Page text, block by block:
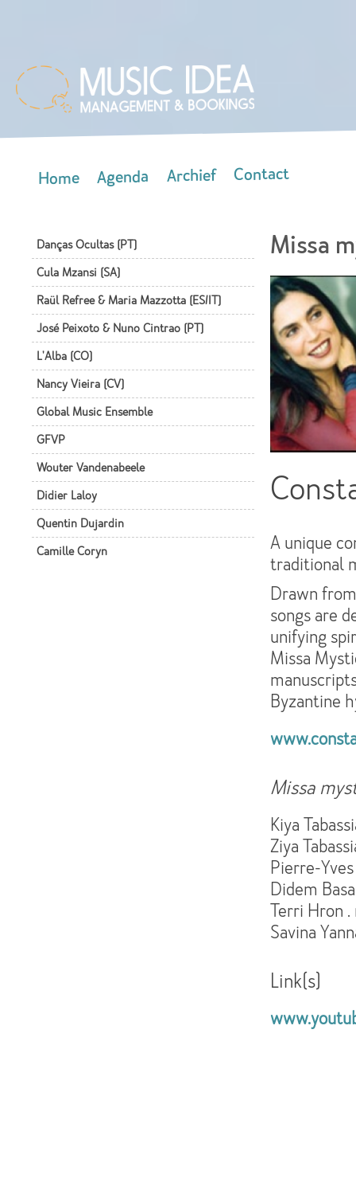
Home Agenda Archief Contact
Danças Ocultas (PT)
Cula Mzansi (SA)
Raül Refree & Maria Mazzotta (ES/IT)
José Peixoto & Nuno Cintrao (PT)
L'Alba (CO)
Nancy Vieira (CV)
Global Music Ensemble
GFVP
Wouter Vandenabeele
Didier Laloy
Quentin Dujardin
Camille Coryn
Missa
A unique
traditional
Drawn
songs are
unifying
Missa
Byzantine
Missa
Kiya
Ziya
Pierre-
Didem
Terri Hron
Savina
Link(s)